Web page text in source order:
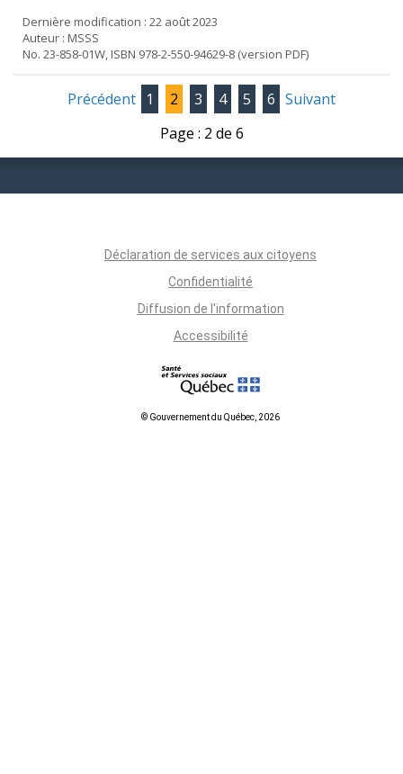
Dernière modification : 22 août 2023
Auteur : MSSS
No. 23-858-01W, ISBN 978-2-550-94629-8 (version PDF)
Précédent 1 2 3 4 5 6 Suivant
Page : 2 de 6
Déclaration de services aux citoyens
Confidentialité
Diffusion de l'information
Accessibilité
© Gouvernement du Québec, 2026